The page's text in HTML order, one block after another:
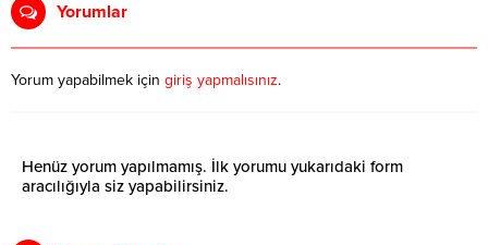
Yorumlar
Yorum yapabilmek için giriş yapmalısınız.
Henüz yorum yapılmamış. İlk yorumu yukarıdaki form
aracılığıyla siz yapabilirsiniz.